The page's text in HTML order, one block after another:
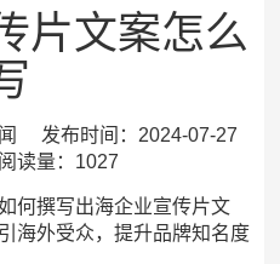
片文案怎么
发布时间：2024-07-27
读量：1027
何撰写出海企业宣传片文
海外受众，提升品牌知名度